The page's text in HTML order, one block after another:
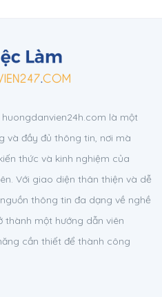
là một
và đầy đủ thông tin, nơi mà
thức và kinh nghiệm của
Với giao diện thân thiện và dễ
thông tin đa dạng về nghề
một hướng dẫn viên
cần thiết để thành công